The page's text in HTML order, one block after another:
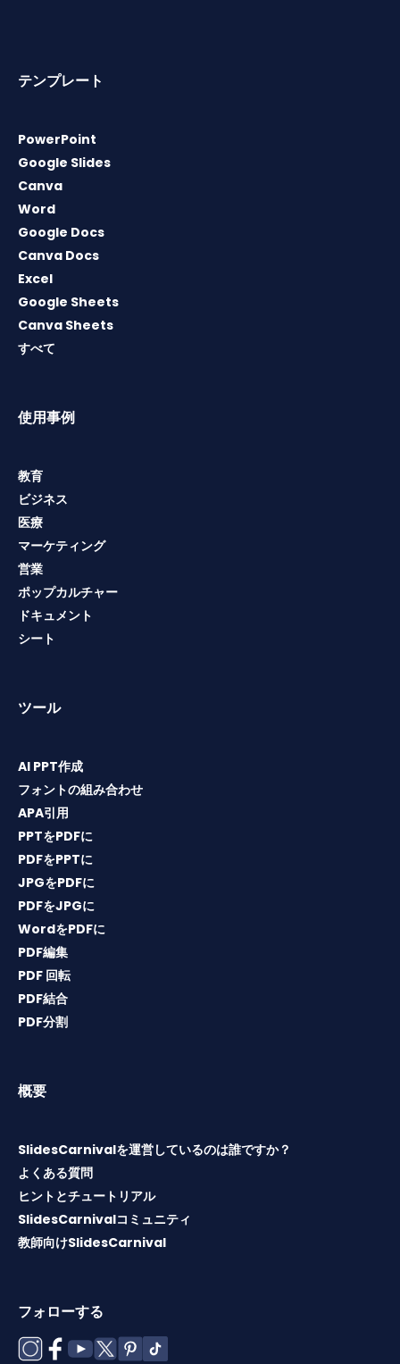
テンプレート
PowerPoint
Google Slides
Canva
Word
Google Docs
Canva Docs
Excel
Google Sheets
Canva Sheets
すべて
使用事例
教育
ビジネス
医療
マーケティング
営業
ポップカルチャー
ドキュメント
シート
ツール
AI PPT作成
フォントの組み合わせ
APA引用
PPTをPDFに
PDFをPPTに
JPGをPDFに
PDFをJPGに
WordをPDFに
PDF編集
PDF 回転
PDF結合
PDF分割
概要
SlidesCarnivalを運営しているのは誰ですか？
よくある質問
ヒントとチュートリアル
SlidesCarnivalコミュニティ
教師向けSlidesCarnival
フォローする